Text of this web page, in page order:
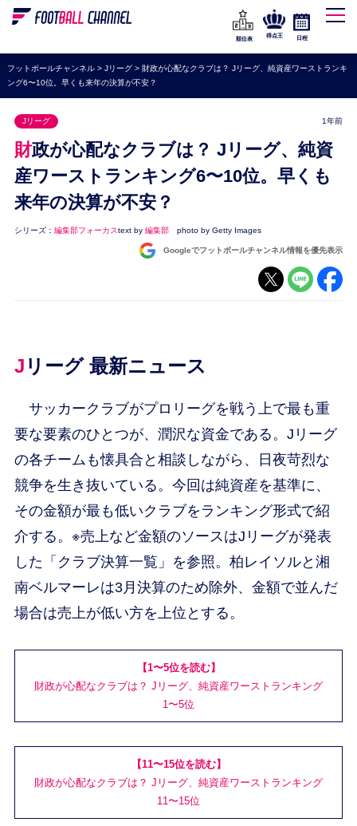
WEリーグ
海外サッカー
プレミアリーグ
セリエA
ブンデスリーガ
UEFA
ナショナルチーム
順位表
得点王 日程
フットボールチャンネル> Jリーグ> 財政が心配なクラブは？ Jリーグ、純資産ワーストランキ
ング6〜10位。早くも来年の決算が不安？
Jリーグ 1年前
財政が心配なクラブは？ Jリーグ、純資
産ワーストランキング6〜10位。早くも
来年の決算が不安？
シリーズ： 編集部フォーカスtext by 編集部 photo by Getty Images
Googleでフットボールチャンネル情報を優先表示
Jリーグ 最新ニュース
サッカークラブがプロリーグを戦う上で最も重
要な要素のひとつが、潤沢な資金である。Jリーグ
の各チームも懐具合と相談しながら、日夜苛烈な
競争を生き抜いている。今回は純資産を基準に、
その金額が最も低いクラブをランキング形式で紹
介する。※売上など金額のソースはJリーグが発表
した「クラブ決算一覧」を参照。柏レイソルと湘
南ベルマーレは3月決算のため除外、金額で並んだ
場合は売上が低い方を上位とする。
【1〜5位を読む】
財政が心配なクラブは？ Jリーグ、純資産ワーストランキング
1〜5位
【11〜15位を読む】
財政が心配なクラブは？ Jリーグ、純資産ワーストランキング
11〜15位